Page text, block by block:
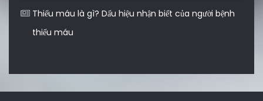
Thiếu máu là gì? Dấu hiệu nhận biết của người bệnh
thiếu máu